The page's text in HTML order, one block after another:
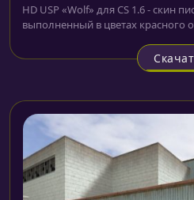
HD USP «Wolf» для CS 1.6 - скин
выполненный в цветах красного